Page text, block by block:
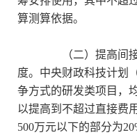
算测算依据。
（二）提高间接
度。中央财政科技计划
争方式的研发类项目，
以提高到不超过直接费
500万元以下的部分为